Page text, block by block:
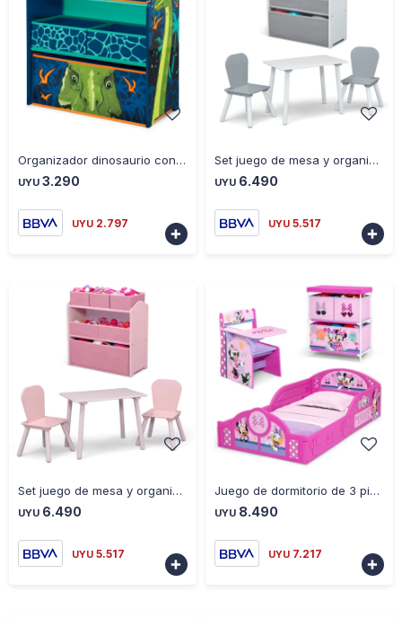
Organizador dinosaurio con 6 compartimentos - AZUL
UYU 3.290
UYU 2.797

Set juego de mesa y organizador infantil gris/gris oscuro - GRIS
UYU 6.490
UYU 5.517

Set juego de mesa y organizador infantil 6 contenedores rosa - ROSADO
UYU 6.490
UYU 5.517

Juego de dormitorio de 3 piezas de Minnie Mouse para niños - ROSADO
UYU 8.490
UYU 7.217
